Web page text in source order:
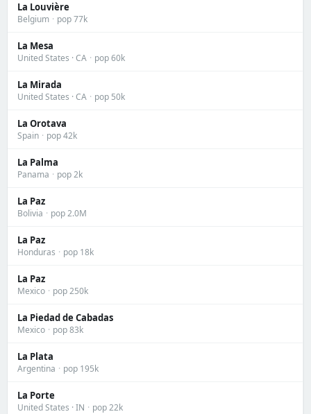
La Louvière
Belgium · pop 77k
La Mesa
United States · CA · pop 60k
La Mirada
United States · CA · pop 50k
La Orotava
Spain · pop 42k
La Palma
Panama · pop 2k
La Paz
Bolivia · pop 2.0M
La Paz
Honduras · pop 18k
La Paz
Mexico · pop 250k
La Piedad de Cabadas
Mexico · pop 83k
La Plata
Argentina · pop 195k
La Porte
United States · IN · pop 22k